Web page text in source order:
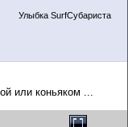
Улыбка SurfСубариста
или коньяком ...